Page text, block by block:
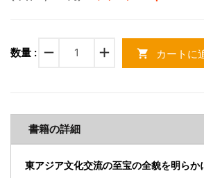
数量 : remove add shopping_cart カートに
書籍の詳細
東アジア文化交流の至宝の全貌を明らか